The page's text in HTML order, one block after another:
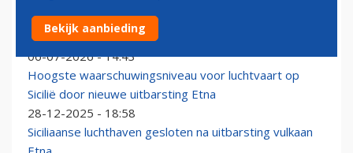
KLM- en Transavia-vluchten ondervinden hinder van
aswolk Etna
06-07-2026 - 14:43
Hoogste waarschuwingsniveau voor luchtvaart op
Sicilië door nieuwe uitbarsting Etna
28-12-2025 - 18:58
Siciliaanse luchthaven gesloten na uitbarsting vulkaan
Bekijk aanbieding